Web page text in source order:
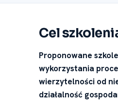
Cel
Proponowane
wykorzystania
wierzytelności od
działalność